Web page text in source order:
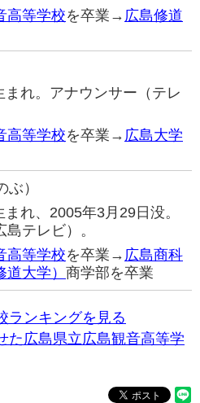
高等学校を卒業→ 広島修道
まれ。アナウンサー（テレ
高等学校を卒業→ 広島大学
）
れ、2005年3月29日没。
テレビ）。
高等学校を卒業→ 広島商科
大学） 商学部を卒業
ランキングを見る
た広島県立広島観音高等学